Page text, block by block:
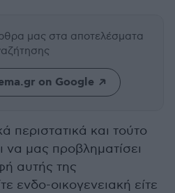
μας στα αποτελέσματα
on Google
περιστατικά και τούτο
να μας προβληματίσει
αυτής της
ενδο-οικογενειακή είτε